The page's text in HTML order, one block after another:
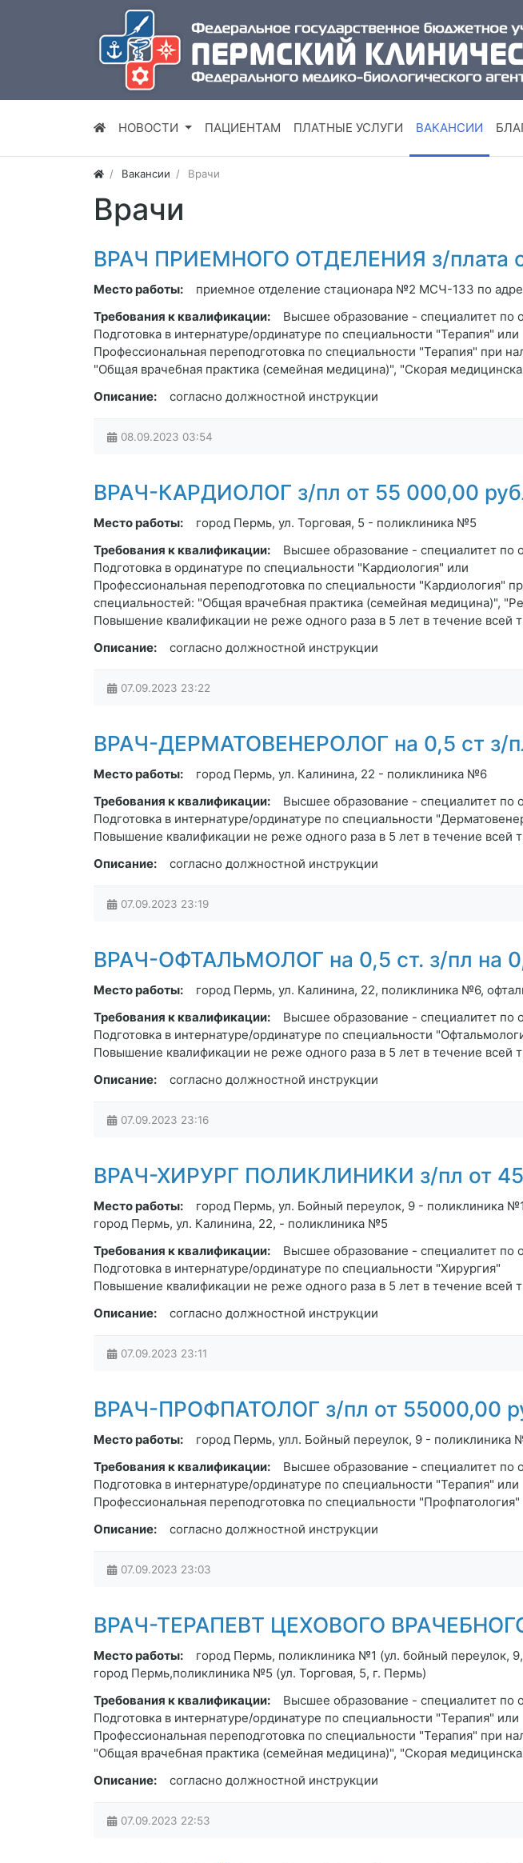
НОВОСТИ ПАЦИЕНТАМ ПЛАТНЫЕ УСЛУГИ ВАКАНСИИ
Вакансии Врачи
Врачи
ВРАЧ ПРИЕМНОГО ОТДЕЛЕНИЯ з/плата
Место работы:
приемное отделение стационара №2 МСЧ-133 по
Требования к квалификации:
Высшее образование - специалитет по
Подготовка в интернатуре/ординатуре по специальности "Терапия" или
Профессиональная переподготовка по специальности "Терапия" при
"Общая врачебная практика (семейная медицина)", "Скорая
Описание:
согласно должностной инструкции
08.09.2023 03:54
ВРАЧ-КАРДИОЛОГ з/пл от 55 000,00
Место работы:
город Пермь, ул. Торговая, 5 - поликлиника №5
Требования к квалификации:
Высшее образование - специалитет по
Подготовка в ординатуре по специальности "Кардиология" или
Профессиональная переподготовка по специальности "Кардиология"
специальностей: "Общая врачебная практика (семейная медицина)",
Повышение квалификации не реже одного раза в 5 лет в течение всей
Описание:
согласно должностной инструкции
07.09.2023 23:22
ВРАЧ-ДЕРМАТОВЕНЕРОЛОГ на 0,5 ст з/
Место работы:
город Пермь, ул. Калинина, 22 - поликлиника №6
Требования к квалификации:
Высшее образование - специалитет по
Подготовка в интернатуре/ординатуре по специальности
Повышение квалификации не реже одного раза в 5 лет в течение всей
Описание:
согласно должностной инструкции
07.09.2023 23:19
ВРАЧ-ОФТАЛЬМОЛОГ на 0,5 ст. з/пл на
Место работы:
город Пермь, ул. Калинина, 22, поликлиника №6,
Требования к квалификации:
Высшее образование - специалитет по
Подготовка в интернатуре/ординатуре по специальности
Повышение квалификации не реже одного раза в 5 лет в течение всей
Описание:
согласно должностной инструкции
07.09.2023 23:16
ВРАЧ-ХИРУРГ ПОЛИКЛИНИКИ з/пл от 45
Место работы:
город Пермь, ул. Бойный переулок, 9 - поликлиника №1
город Пермь, ул. Калинина, 22, - поликлиника №5
Требования к квалификации:
Высшее образование - специалитет по
Подготовка в интернатуре/ординатуре по специальности "Хирургия"
Повышение квалификации не реже одного раза в 5 лет в течение всей
Описание:
согласно должностной инструкции
07.09.2023 23:11
ВРАЧ-ПРОФПАТОЛОГ з/пл от 55000,00
Место работы:
город Пермь, улл. Бойный переулок, 9 - поликлиника
Требования к квалификации:
Высшее образование - специалитет по
Подготовка в интернатуре/ординатуре по специальности "Терапия" или
Профессиональная переподготовка по специальности "Профпатология"
Описание:
согласно должностной инструкции
07.09.2023 23:03
ВРАЧ-ТЕРАПЕВТ ЦЕХОВОГО
Место работы:
город Пермь, поликлиника №1 (ул. бойный переулок,
город Пермь,поликлиника №5 (ул. Торговая, 5, г. Пермь)
Требования к квалификации:
Высшее образование - специалитет по
Подготовка в интернатуре/ординатуре по специальности "Терапия" или
Профессиональная переподготовка по специальности "Терапия" при
"Общая врачебная практика (семейная медицина)", "Скорая
Описание:
согласно должностной инструкции
07.09.2023 22:53